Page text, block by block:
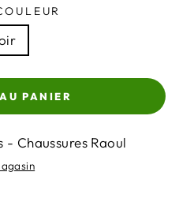
PANIER
Chaussures Raoul